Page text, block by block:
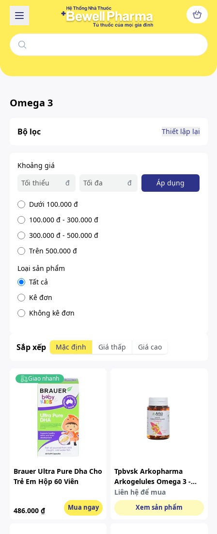
Omega 3
Bộ lọc Thiết lập lại
Khoảng giá
đ
đ Áp dụng
Dưới 100.000 đ
100.000 đ - 300.000 đ
300.000 đ - 500.000 đ
Trên 500.000 đ
Loại sản phẩm
Tất cả
Kê đơn
Không kê đơn
Sắp xếp Mặc định Giá thấp Giá cao
Giao nhanh
Brauer Ultra Pure Dha Cho
Trẻ Em Hộp 60 Viên
486.000 ₫ Mua ngay
Tpbvsk Arkopharma
Arkogelules Omega 3 -
Viên Uống Omega 3 Hỗ
Trợ Tăng Cường Sức Khỏe
Tim Mạch (hộp 60 Viên)
Liên hệ để mua
Xem sản phẩm